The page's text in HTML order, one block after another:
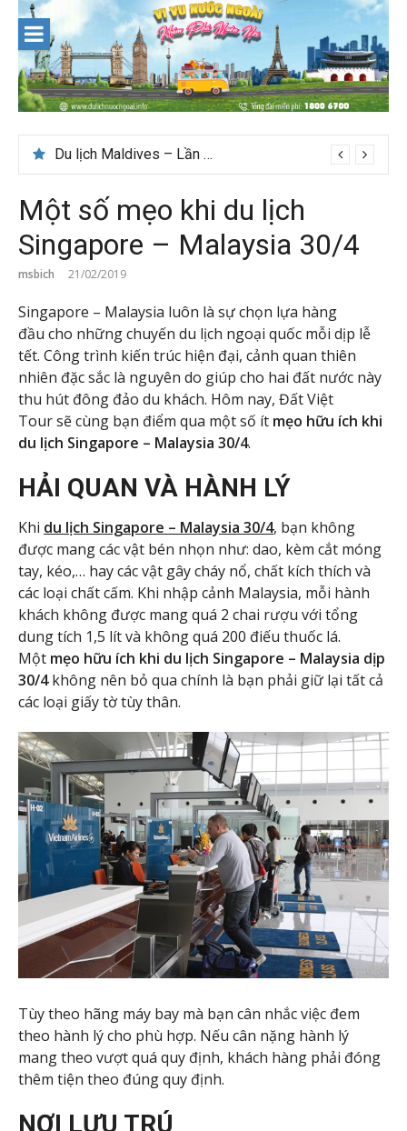
content
Du lịch Maldives – Lần đầu nên đi đâu, chơi gì?
Một số mẹo khi du lịch
Singapore – Malaysia 30/4
msbich 21/02/2019
Singapore – Malaysia luôn là sự chọn lựa hàng
đầu cho những chuyến du lịch ngoại quốc mỗi dịp lễ
tết. Công trình kiến trúc hiện đại, cảnh quan thiên
nhiên đặc sắc là nguyên do giúp cho hai đất nước này
thu hút đông đảo du khách. Hôm nay, Đất Việt
Tour sẽ cùng bạn điểm qua một số ít mẹo hữu ích khi
du lịch Singapore – Malaysia 30/4.
HẢI QUAN VÀ HÀNH LÝ
Khi du lịch Singapore – Malaysia 30/4, bạn không
được mang các vật bén nhọn như: dao, kèm cắt móng
tay, kéo,… hay các vật gây cháy nổ, chất kích thích và
các loại chất cấm. Khi nhập cảnh Malaysia, mỗi hành
khách không được mang quá 2 chai rượu với tổng
dung tích 1,5 lít và không quá 200 điếu thuốc lá.
Một mẹo hữu ích khi du lịch Singapore – Malaysia dịp
30/4không nên bỏ qua chính là bạn phải giữ lại tất cả
các loại giấy tờ tùy thân.
Tùy theo hãng máy bay mà bạn cân nhắc việc đem
theo hành lý cho phù hợp. Nếu cân nặng hành lý
mang theo vượt quá quy định, khách hàng phải đóng
thêm tiện theo đúng quy định.
NƠI LƯU TRÚ